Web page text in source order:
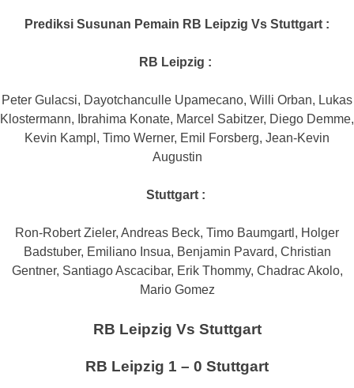
Prediksi Susunan Pemain RB Leipzig Vs Stuttgart :
RB Leipzig :
Peter Gulacsi, Dayotchanculle Upamecano, Willi Orban, Lukas
Klostermann, Ibrahima Konate, Marcel Sabitzer, Diego Demme,
Kevin Kampl, Timo Werner, Emil Forsberg, Jean-Kevin
Augustin
Stuttgart :
Ron-Robert Zieler, Andreas Beck, Timo Baumgartl, Holger
Badstuber, Emiliano Insua, Benjamin Pavard, Christian
Gentner, Santiago Ascacibar, Erik Thommy, Chadrac Akolo,
Mario Gomez
RB Leipzig Vs Stuttgart
RB Leipzig 1 – 0 Stuttgart